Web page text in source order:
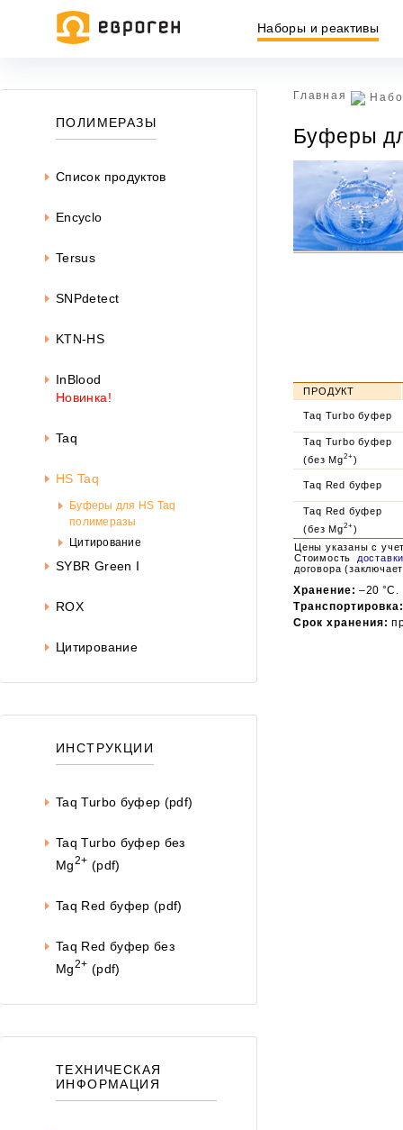
Наборы и реактивы
ПОЛИМЕРАЗЫ
Список продуктов
Encyclo
Tersus
SNPdetect
KTN-HS
InBlood
Новинка!
Taq
HS Taq
Буферы для HS Taq
полимеразы
Цитирование
SYBR Green I
ROX
Цитирование
ИНСТРУКЦИИ
Taq Turbo буфер (pdf)
Taq Turbo буфер без
Mg2+ (pdf)
Taq Red буфер (pdf)
Taq Red буфер без
Mg2+ (pdf)
ТЕХНИЧЕСКАЯ
ИНФОРМАЦИЯ
Главная
Буферы
ПРОДУКТ
Цены указаны с
Стоимость
договора
Taq Turbo буфер
Taq Turbo буфер
(без Mg2+)
Taq Red буфер
Taq Red буфер
(без Mg2+)
Хранение: –20 °С.
Транспортировка:
Срок хранения:
Информация, представленная на сайте, носит